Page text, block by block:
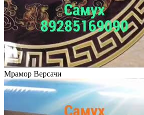
Мрамор Версачи